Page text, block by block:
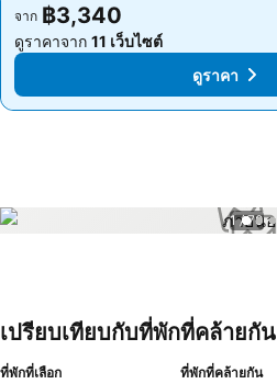
จาก ฿3,340
ดูราคาจาก 11 เว็บไซต์
ดูราคา
จาก ฿3,340
ดูราคาจาก 11 เว็บไซต์
ดูราคา
1 / 70
เปรียบเทียบกับที่พักที่คล้ายกัน
ที่พักที่เลือก ที่พักที่คล้ายกัน